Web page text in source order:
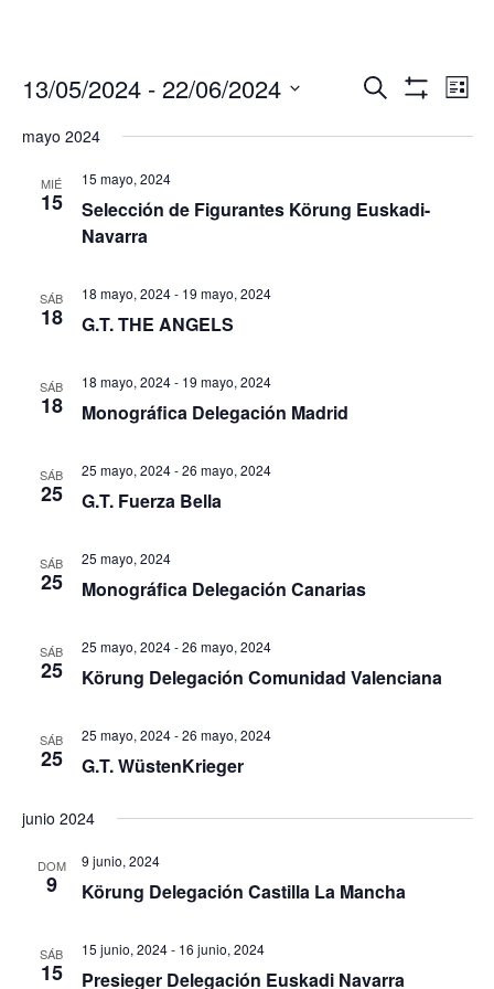
búsqueda
vistas
Buscar
de
Lista
13/05/2024 - 22/06/2024
fecha.
mayo 2024
MIÉ
15
15 mayo, 2024
Selección de Figurantes Körung Euskadi-
Navarra
SÁB
18
18 mayo, 2024- 19 mayo, 2024
G.T. THE ANGELS
SÁB
18
18 mayo, 2024- 19 mayo, 2024
Monográfica Delegación Madrid
SÁB
25
25 mayo, 2024-26 mayo, 2024
G.T. Fuerza Bella
SÁB
25
25 mayo, 2024
Monográfica Delegación Canarias
SÁB
25
25 mayo, 2024-26 mayo, 2024
Körung Delegación Comunidad Valenciana
SÁB
25
25 mayo, 2024-26 mayo, 2024
G.T. WüstenKrieger
junio 2024
DOM
9
9 junio, 2024
Körung Delegación Castilla La Mancha
SÁB
15
15 junio, 2024- 16 junio, 2024
Presieger Delegación Euskadi Navarra